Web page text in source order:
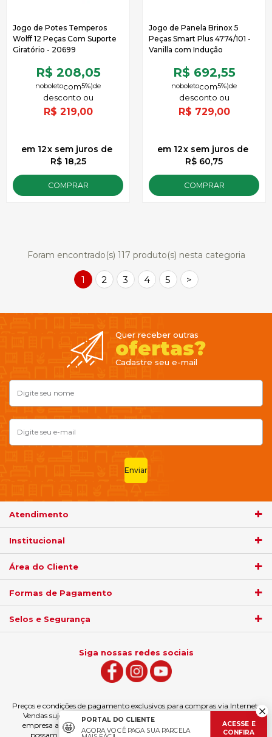
Jogo de Potes Temperos
Wolff 12 Peças Com Suporte
Giratório - 20699
R$ 208,05
de
5%)
noboleto
R$ 219,00
12x
de
R$ 18,25
sem juros
COMPRAR
Jogo de Panela Brinox 5
Peças Smart Plus 4774/101 -
Vanilla com Indução
R$ 692,55
de
5%)
noboleto
R$ 729,00
12x
de
R$ 60,75
sem juros
COMPRAR
Foram encontrado(s) 117 produto(s) nesta categoria
1 2 3 4 5 >
Quer receber outras
ofertas?
Cadastre seu e-mail
Enviar
Atendimento
Institucional
Área do Cliente
Formas de Pagamento
Selos e Segurança
Siga nossas redes sociais
Preços e condições de pagamento exclusivos para compras via Internet.
Vendas sujeitas à análise e confirmação de dados. Fica garantida à
empresa a eventual retificação das ofertas e erros de digitação que
possam ter sido veiculados, podendo ser estornado a compra.
🤩
PORTAL DO CLIENTE
AGORA VOCÊ PAGA SUA PARCELA
ACESSE E
CONFIRA